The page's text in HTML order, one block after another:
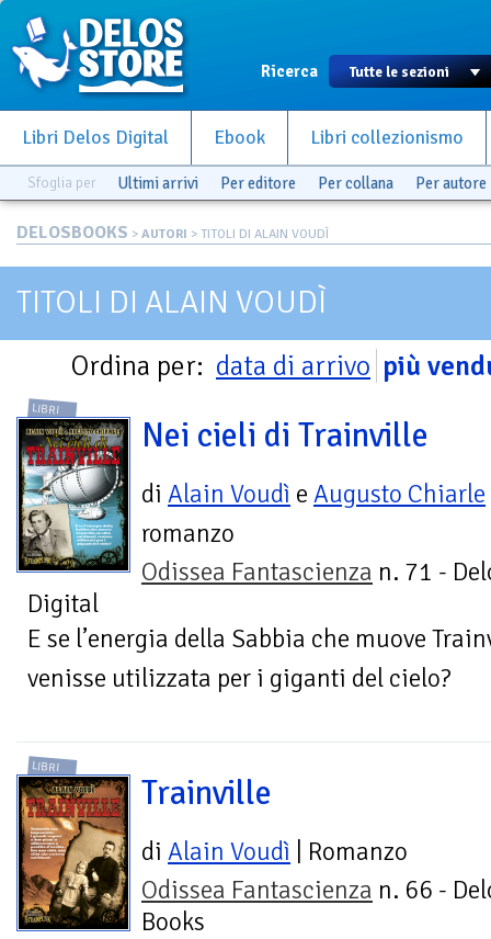
Ricerca
Libri Delos Digital Ebook Libri collezionismo
Sfoglia per Ultimi arrivi Per editore Per collana Per autore
DELOSBOOKS > AUTORI > TITOLI DI ALAIN VOUDÌ
TITOLI DI ALAIN VOUDÌ
Ordina per: data di arrivo più
LIBRI
Nei cieli di Trainville
di Alain Voudì e Augusto Chiarle
romanzo
Odissea Fantascienza n. 71 -
Digital
E se l’energia della Sabbia che muove
venisse utilizzata per i giganti del cielo?
LIBRI
Trainville
di Alain Voudì | Romanzo
Odissea Fantascienza n. 66 -
Books